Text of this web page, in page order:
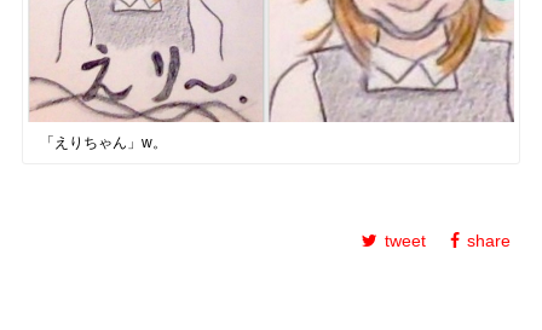
「えりちゃん」w。
tweet share